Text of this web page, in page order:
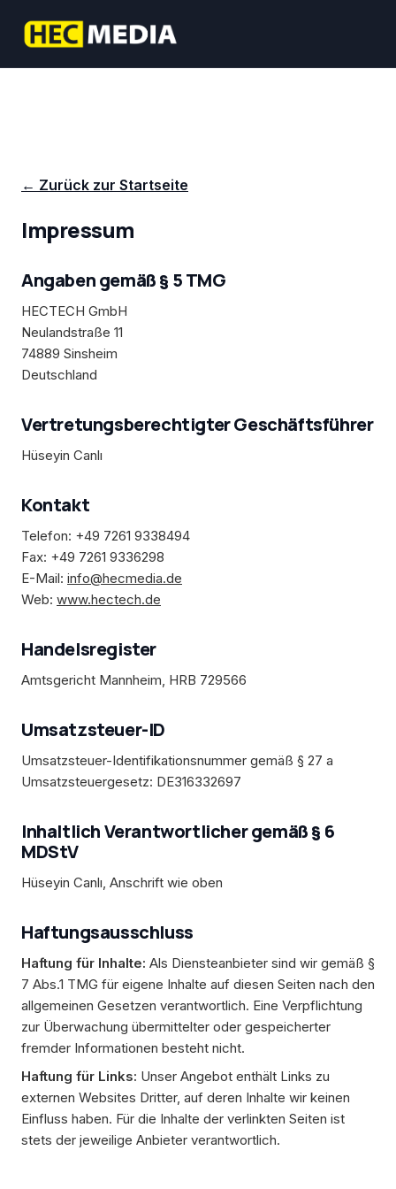
← Zurück zur Startseite
Impressum
Angaben gemäß § 5 TMG
HECTECH GmbH
Neulandstraße 11
74889 Sinsheim
Deutschland
Vertretungsberechtigter Geschäftsführer
Hüseyin Canlı
Kontakt
Telefon: +49 7261 9338494
Fax: +49 7261 9336298
E-Mail: info@hecmedia.de
Web: www.hectech.de
Handelsregister
Amtsgericht Mannheim, HRB 729566
Umsatzsteuer-ID
Umsatzsteuer-Identifikationsnummer gemäß § 27 a
Umsatzsteuergesetz: DE316332697
Inhaltlich Verantwortlicher gemäß § 6
MDStV
Hüseyin Canlı, Anschrift wie oben
Haftungsausschluss
Haftung für Inhalte: Als Diensteanbieter sind wir gemäß §
7 Abs.1 TMG für eigene Inhalte auf diesen Seiten nach den
allgemeinen Gesetzen verantwortlich. Eine Verpflichtung
zur Überwachung übermittelter oder gespeicherter
fremder Informationen besteht nicht.
Haftung für Links: Unser Angebot enthält Links zu
externen Websites Dritter, auf deren Inhalte wir keinen
Einfluss haben. Für die Inhalte der verlinkten Seiten ist
stets der jeweilige Anbieter verantwortlich.